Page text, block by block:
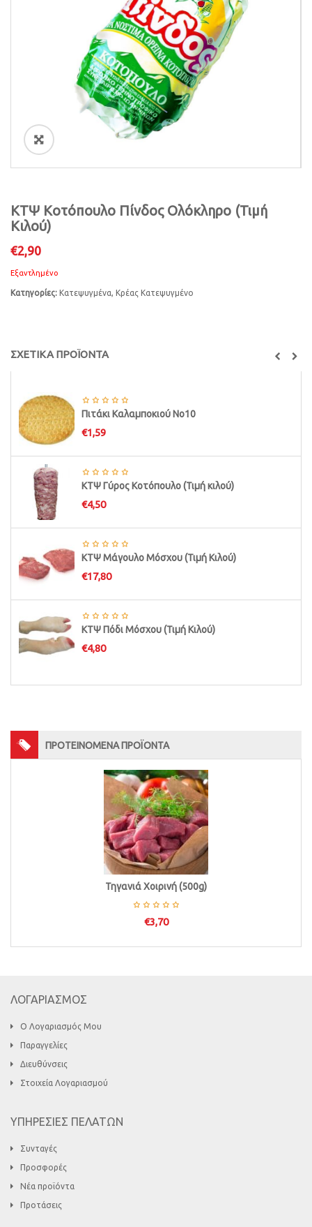
ΣΧΕΤΙΚΑ ΠΡΟΪΟΝΤΑ
Πιτάκι Καλαμποκιού Νο10
€1,59
ΚΤΨ Γύρος Κοτόπουλο (Τιμή κιλού)
€4,50
ΚΤΨ Μάγουλο Μόσχου (Τιμή Κιλού)
€17,80
ΚΤΨ Πόδι Μόσχου (Τιμή Κιλού)
€4,80
ΠΡΟΤΕΙΝΟΜΕΝΑ ΠΡΟΪΟΝΤΑ
Τηγανιά Χοιρινή (500g)
€3,70
ðŸ”
ΚΤΨ Κοτόπουλο Πίνδος Ολόκληρο (Τιμή
Κιλού)
€2,90
Εξαντλημένο
Κατηγορίες: Κατεψυγμένα, Κρέας Κατεψυγμένο
ΛΟΓΑΡΙΑΣΜΟΣ
Ο Λογαριασμός Μου
Παραγγελίες
Διευθύνσεις
Στοιχεία Λογαριασμού
ΥΠΗΡΕΣΙΕΣ ΠΕΛΑΤΩΝ
Συνταγές
Προσφορές
Νέα προϊόντα
Προτάσεις